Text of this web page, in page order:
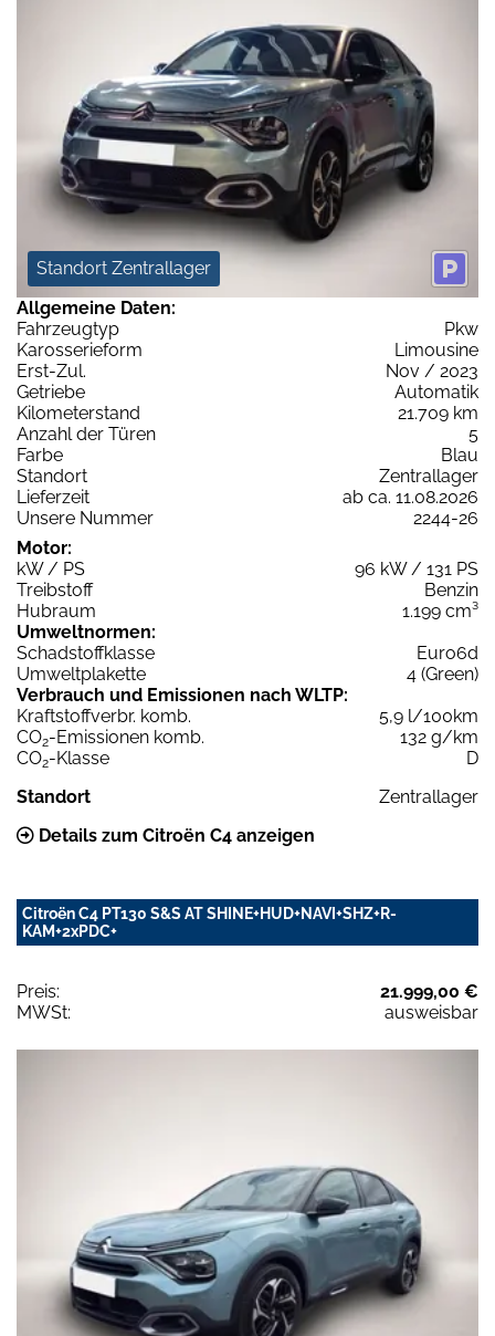
Standort Zentrallager
Allgemeine Daten:
Fahrzeugtyp
Pkw
Karosserieform
Limousine
Erst-Zul.
Nov / 2023
Getriebe
Automatik
Kilometerstand
21.709 km
Anzahl der Türen
5
Farbe
Blau
Standort
Zentrallager
Lieferzeit
ab ca. 11.08.2026
Unsere Nummer
2244-26
Motor:
kW / PS
96 kW / 131 PS
Treibstoff
Benzin
Hubraum
1.199 cm³
Umweltnormen:
Schadstoffklasse
Euro6d
Umweltplakette
4 (Green)
Verbrauch und Emissionen nach WLTP:
Kraftstoffverbr. komb.
5,9 l/100km
CO2-Emissionen komb.
132 g/km
CO2-Klasse
D
Standort
Zentrallager
Details zum Citroën C4 anzeigen
Citroën C4 PT130 S&S AT SHINE+HUD+NAVI+SHZ+R-
KAM+2xPDC+
Preis:
21.999,00 €
MWSt:
ausweisbar